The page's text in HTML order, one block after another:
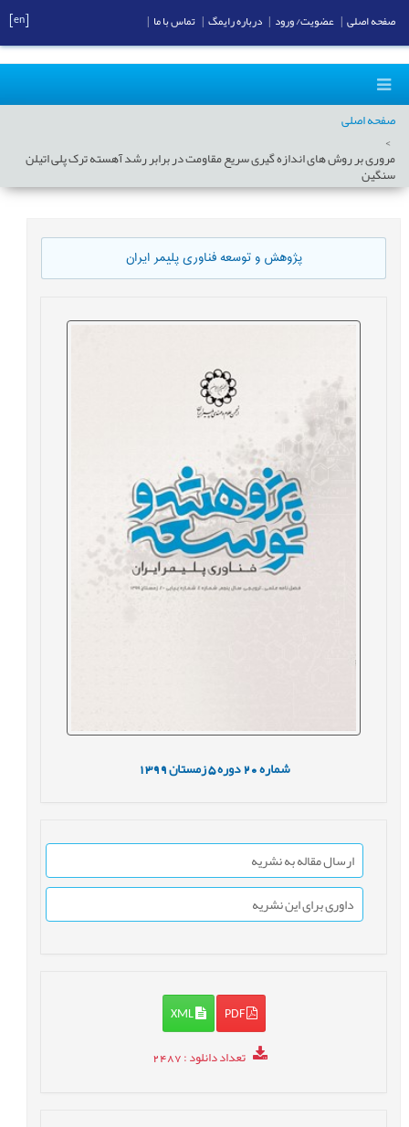
صفحه اصلی
مروری بر روش های اندازه گیری سریع مقاومت در برابر رشد آهسته ترک پلی اتیلن
سنگین
پژوهش و توسعه فناوری پلیمر ایران
شماره20 دوره5 زمستان1399
ارسال مقاله به نشریه
داوری برای این نشریه
PDF
XML
تعداد دانلود: 2487
صفحه اصلی عضویت/ ورود درباره رایمگ تماس با ما